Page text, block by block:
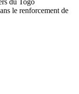
du Togo
le renforcement de